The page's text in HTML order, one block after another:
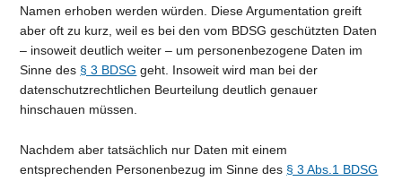
Namen erhoben werden würden. Diese Argumentation greift
aber oft zu kurz, weil es bei den vom BDSG geschützten Daten
– insoweit deutlich weiter – um personenbezogene Daten im
Sinne des § 3 BDSG geht. Insoweit wird man bei der
datenschutzrechtlichen Beurteilung deutlich genauer
hinschauen müssen.
Nachdem aber tatsächlich nur Daten mit einem
entsprechenden Personenbezug im Sinne des § 3 Abs.1 BDSG